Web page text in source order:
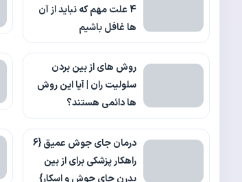
4 علت مهم که نباید از آن
ها غافل باشیم
روش های از بین بردن
سلولیت ران | آیا این روش
ها دائمی هستند؟
درمان جای جوش عمیق {6
راهکار پزشکی برای از بین
بدرن جای جوش و اسکار}